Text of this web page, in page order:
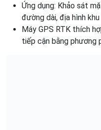
Ứng dụng: Khảo sát
đường dài, địa hình
Máy GPS RTK thích
tiếp cận bằng phương